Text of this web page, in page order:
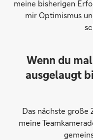
meine bisherigen
mir Optimismus
Wenn du
ausgelaugt
Das nächste
meine